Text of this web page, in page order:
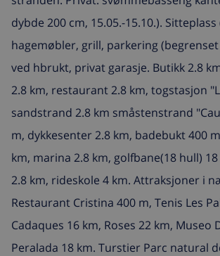
dybde 200 cm, 15.05.-15.10.). Sitteplass
hagemøbler, grill, parkering
ved hbrukt, privat garasje. Butikk 2.8
2.8 km, restaurant 2.8 km, togstasjon
sandstrand 2.8 km småstenstrand
m, dykkesenter 2.8 km, badebukt 400
km, marina 2.8 km, golfbane(18 hull)
2.8 km, rideskole 4 km. Attraksjoner i
Restaurant Cristina 400 m, Tenis Les
Cadaques 16 km, Roses 22 km, Museo
Peralada 18 km. Turstier Parc natural